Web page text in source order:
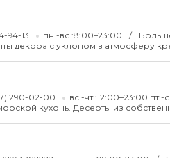
94-13 пн.-вс.:8:00–23:00
декора с уклоном в атмосферу
290-02-00 вс.-чт.:12:00–23:00
кухонь. Десерты из